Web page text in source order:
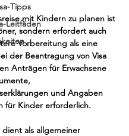
Tipps
Leitfädenmit Kindern zu planen ist
sondern erfordert auch
Vorbereitung als eine
der Beantragung von Visa
Anträgen für Erwachsene
und Angaben
für Kinder erforderlich.
als allgemeiner